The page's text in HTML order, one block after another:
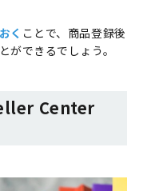
く ことで、商品登録後
ができるでしょう。
Center